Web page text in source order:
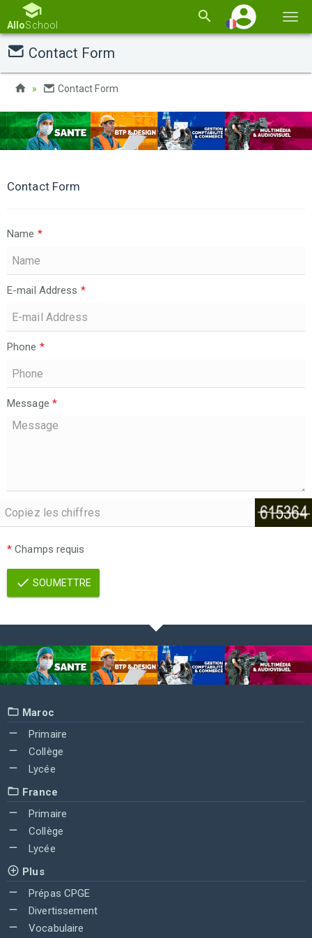
la
AlloSchool
Contact Form
Contact Form
Contact Form
Name *
E-mail Address *
Phone *
Message *
* Champs requis
SOUMETTRE
Maroc
Primaire
Collège
Lycée
France
Primaire
Collège
Lycée
Plus
Prépas CPGE
Divertissement
Vocabulaire